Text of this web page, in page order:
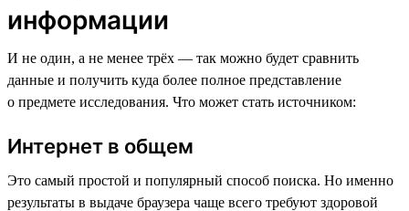
информации
И не один, а не менее трёх — так можно будет сравнить
данные и получить куда более полное представление
о предмете исследования. Что может стать источником:
Интернет в общем
Это самый простой и популярный способ поиска. Но именно
результаты в выдаче браузера чаще всего требуют здоровой